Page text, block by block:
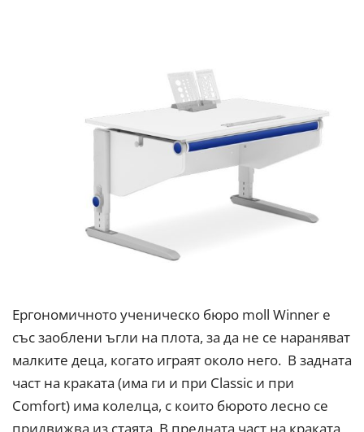
Ергономичното ученическо бюро moll Winner е
със заоблени ъгли на плота, за да не се нараняват
малките деца, когато играят около него. В задната
част на краката (има ги и при Classic и при
Comfort) има колелца, с които бюрото лесно се